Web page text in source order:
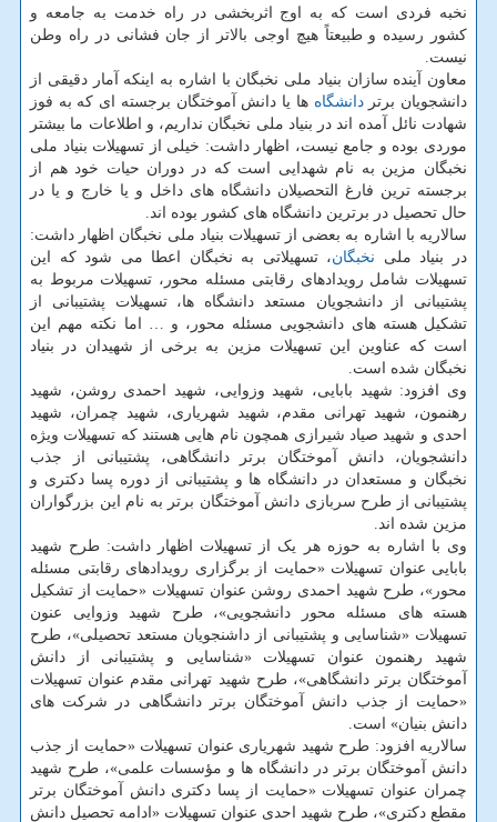
نخبه فردی است که به اوج اثربخشی در راه خدمت به جامعه و
کشور رسیده و طبیعتاً هیچ اوجی بالاتر از جان فشانی در راه وطن
نیست.
معاون آینده سازان بنیاد ملی نخبگان با اشاره به اینکه آمار دقیقی از
دانشجویان برتردانشگاه ها یا دانش آموختگان برجسته ای که به فوز
شهادت نائل آمده اند در بنیاد ملی نخبگان نداریم، و اطلاعات ما بیشتر
موردی بوده و جامع نیست، اظهار داشت: خیلی از تسهیلات بنیاد ملی
نخبگان مزین به نام شهدایی است که در دوران حیات خود هم از
برجسته ترین فارغ التحصیلان دانشگاه های داخل و یا خارج و یا در
حال تحصیل در برترین دانشگاه های کشور بوده اند.
سالاریه با اشاره به بعضی از تسهیلات بنیاد ملی نخبگان اظهار داشت:
در بنیاد ملی نخبگان، تسهیلاتی به نخبگان اعطا می شود که این
تسهیلات شامل رویدادهای رقابتی مسئله محور، تسهیلات مربوط به
پشتیبانی از دانشجویان مستعد دانشگاه ها، تسهیلات پشتیبانی از
تشکیل هسته های دانشجویی مسئله محور، و … اما نکته مهم این
است که عناوین این تسهیلات مزین به برخی از شهیدان در بنیاد
نخبگان شده است.
وی افزود: شهید بابایی، شهید وزوایی، شهید احمدی روشن، شهید
رهنمون، شهید تهرانی مقدم، شهید شهریاری، شهید چمران، شهید
احدی و شهید صیاد شیرازی همچون نام هایی هستند که تسهیلات ویژه
دانشجویان، دانش آموختگان برتر دانشگاهی، پشتیبانی از جذب
نخبگان و مستعدان در دانشگاه ها و پشتیبانی از دوره پسا دکتری و
پشتیبانی از طرح سربازی دانش آموختگان برتر به نام این بزرگواران
مزین شده اند.
وی با اشاره به حوزه هر یک از تسهیلات اظهار داشت: طرح شهید
بابایی عنوان تسهیلات «حمایت از برگزاری رویدادهای رقابتی مسئله
محور»، طرح شهید احمدی روشن عنوان تسهیلات «حمایت از تشکیل
هسته های مسئله محور دانشجویی»، طرح شهید وزوایی عنون
تسهیلات «شناسایی و پشتیبانی از داشنجویان مستعد تحصیلی»، طرح
شهید رهنمون عنوان تسهیلات «شناسایی و پشتیبانی از دانش
آموختگان برتر دانشگاهی»، طرح شهید تهرانی مقدم عنوان تسهیلات
«حمایت از جذب دانش آموختگان برتر دانشگاهی در شرکت های
دانش بنیان» است.
سالاریه افزود: طرح شهید شهریاری عنوان تسهیلات «حمایت از جذب
دانش آموختگان برتر در دانشگاه ها و مؤسسات علمی»، طرح شهید
چمران عنوان تسهیلات «حمایت از پسا دکتری دانش آموختگان برتر
مقطع دکتری»، طرح شهید احدی عنوان تسهیلات «ادامه تحصیل دانش